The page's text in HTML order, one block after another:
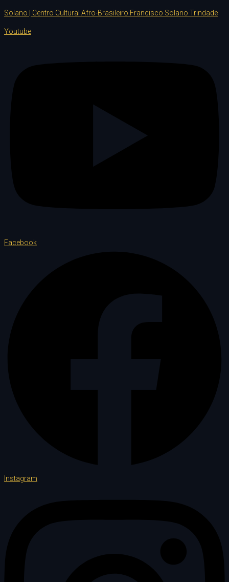
Solano | Centro Cultural Afro-Brasileiro Francisco Solano Trindade
Youtube
Facebook
Instagram